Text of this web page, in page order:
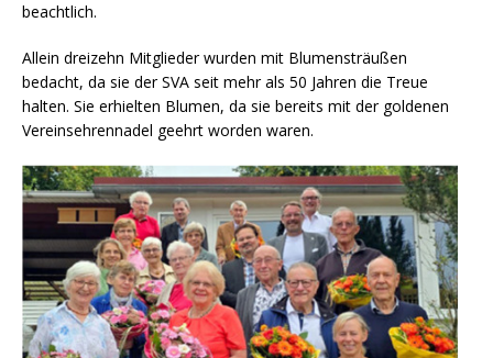
beachtlich.
Allein dreizehn Mitglieder wurden mit Blumensträußen
bedacht, da sie der SVA seit mehr als 50 Jahren die Treue
halten. Sie erhielten Blumen, da sie bereits mit der goldenen
Vereinsehrennadel geehrt worden waren.